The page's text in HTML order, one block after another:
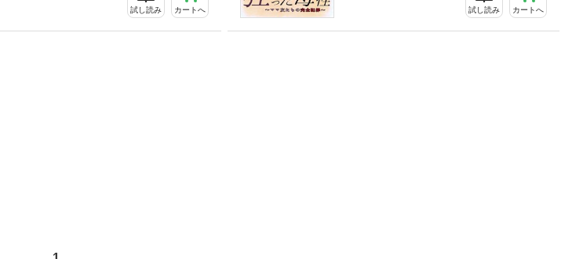
試し読み カートへ 試し読み カートへ